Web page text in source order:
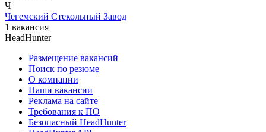
Ч
Чегемский Стекольный Завод
1 вакансия
HeadHunter
Размещение вакансий
Поиск по резюме
О компании
Наши вакансии
Реклама на сайте
Требования к ПО
Безопасный HeadHunter